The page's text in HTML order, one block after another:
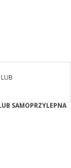
SAMOPRZYLEPNA